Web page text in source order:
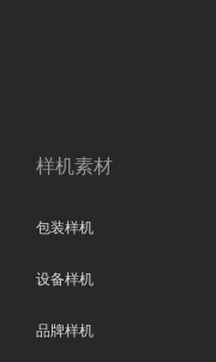
样机素材
包装样机
设备样机
品牌样机